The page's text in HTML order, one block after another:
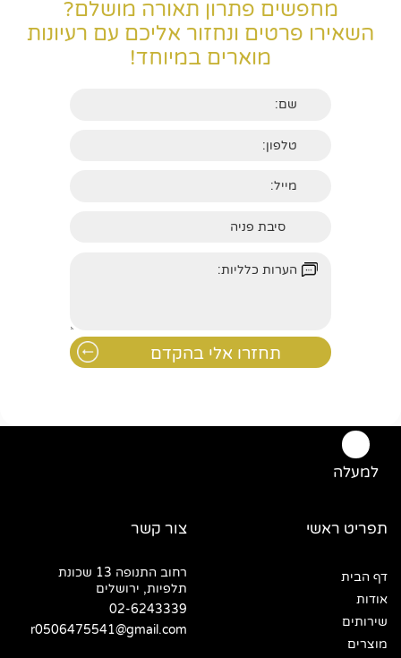
מחפשים פתרון תאורה מושלם?
השאירו פרטים ונחזור אליכם עם רעיונות
מוארים במיוחד!
למעלה
תפריט ראשי
דף הבית
אודות
שירותים
מוצרים
צור קשר
רחוב התנופה 13 שכונת
תלפיות, ירושלים
02-6243339
r0506475541@gmail.com